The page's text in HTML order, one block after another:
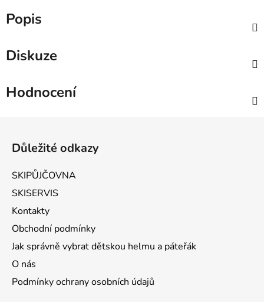
Popis
Diskuze
Hodnocení
Důležité odkazy
SKIPŮJČOVNA
SKISERVIS
Kontakty
Obchodní podmínky
Jak správně vybrat dětskou helmu a páteřák
O nás
Podmínky ochrany osobních údajů